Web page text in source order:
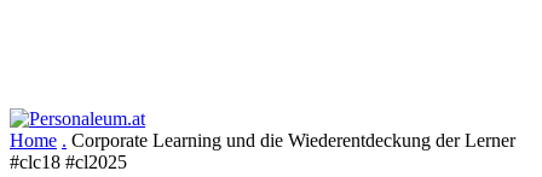
Home . Corporate Learning und die Wiederentdeckung der Lerner
#clc18 #cl2025